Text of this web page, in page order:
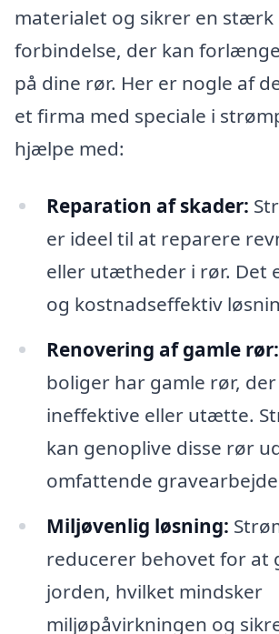
materialet og sikrer en
forbindelse, der kan
på dine rør. Her er nogle af
et firma med speciale i
hjælpe med:
Reparation af skader:
er ideel til at reparere
eller utætheder i rør. Det
og kostnadseffektiv
Renovering af gamle rør:
boliger har gamle rør,
ineffektive eller utætte.
kan genoplive disse rør
omfattende
Miljøvenlig løsning:
reducerer behovet for at
jorden, hvilket mindsker
miljøpåvirkningen og